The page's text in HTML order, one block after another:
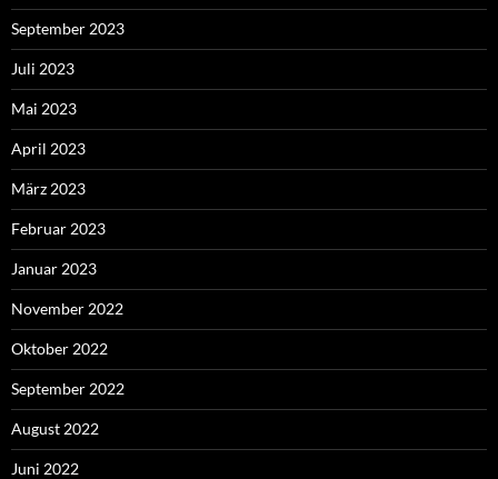
September 2023
Juli 2023
Mai 2023
April 2023
März 2023
Februar 2023
Januar 2023
November 2022
Oktober 2022
September 2022
August 2022
Juni 2022